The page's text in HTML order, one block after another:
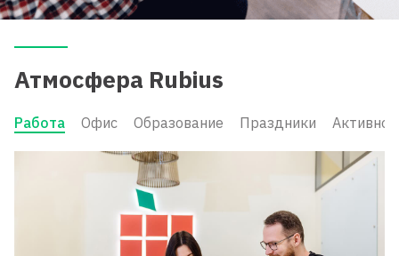
Атмосфера Rubius
Работа Офис Образование Праздники